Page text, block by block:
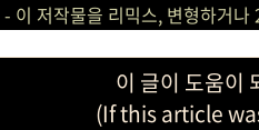
- 이 저작물을 리믹스, 변형하거
이 글이 도움이
(If this article